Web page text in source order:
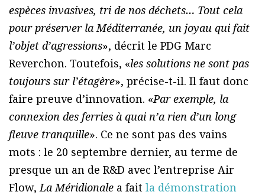
espèces invasives, tri de nos déchets… Tout cela
pour préserver la Méditerranée, un joyau qui fait
l’objet d’agressions», décrit le PDG Marc
Reverchon. Toutefois, «les solutions ne sont pas
toujours sur l’étagère», précise-t-il. Il faut donc
faire preuve d’innovation. «Par exemple, la
connexion des ferries à quai n’a rien d’un long
fleuve tranquille». Ce ne sont pas des vains
mots : le 20 septembre dernier, au terme de
presque un an de R&D avec l’entreprise Air
Flow,La Méridionale a fait la démonstration